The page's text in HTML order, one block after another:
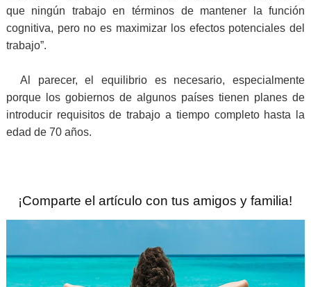
que ningún trabajo en términos de mantener la función
cognitiva, pero no es maximizar los efectos potenciales del
trabajo”.
Al parecer, el equilibrio es necesario, especialmente
porque los gobiernos de algunos países tienen planes de
introducir requisitos de trabajo a tiempo completo hasta la
edad de 70 años.
¡Comparte el artículo con tus amigos y familia!